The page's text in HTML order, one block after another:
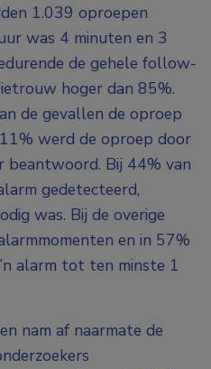
1.039 oproepen
was 4 minuten en 3
de gehele follow-
hoger dan 85%.
de gevallen de oproep
werd de oproep door
beantwoord. Bij 44% van
gedetecteerd,
was. Bij de overige
en in 57%
alarm tot ten minste 1
nam af naarmate de